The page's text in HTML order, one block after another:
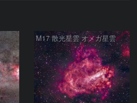
M17 散光星雲 オメガ星雲